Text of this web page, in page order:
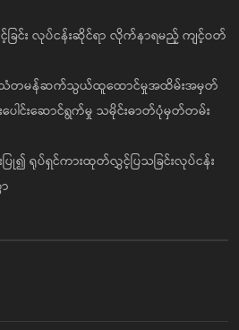
ြင်း လုပ်ငန်းဆိုင်ရာ လိုက်နာရမည့် ကျင့်ဝတ်
ား သံတမန်ဆက်သွယ်ထူထောင်မှုအထိမ်းအမှတ်
းပေါင်းဆောင်ရွက်မှု သမိုင်းဓာတ်ပုံမှတ်တမ်း
ရုပ်ရှင်ကားထုတ်လွှင့်ပြသခြင်းလုပ်ငန်း